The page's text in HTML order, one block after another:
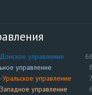
управление
управление
управление
управление